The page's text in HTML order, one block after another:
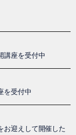
講座を受付中
を受付中
お迎えして開催した